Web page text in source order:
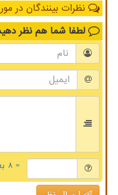
نظرات بینندگان در
لطفا شما هم نظر
= ۸ بعلاوه ۱